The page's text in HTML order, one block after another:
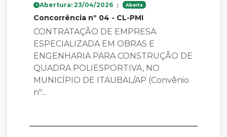
Abertura: 23/04/2026 | Aberta
Concorrência nº 04 - CL-PMI
CONTRATAÇÃO DE EMPRESA
ESPECIALIZADA EM OBRAS E
ENGENHARIA PARA CONSTRUÇÃO DE
QUADRA POLIESPORTIVA, NO
MUNICÍPIO DE ITAUBAL/AP (Convênio
nº...